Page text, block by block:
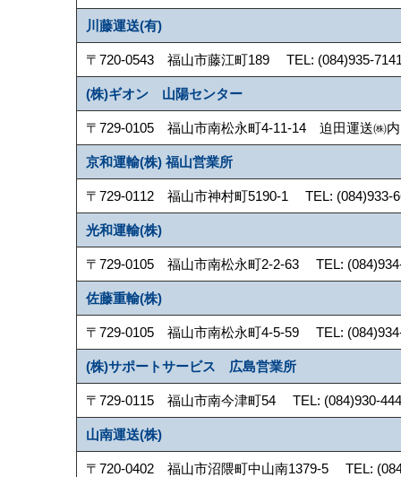
川藤運送(有)
〒720-0543 福山市藤江町189 TEL: (084)935-
(株)ギオン 山陽センター
〒729-0105 福山市南松永町4-11-14 迫田運送㈱
京和運輸(株) 福山営業所
〒729-0112 福山市神村町5190-1 TEL: (084)933-
光和運輸(株)
〒729-0105 福山市南松永町2-2-63 TEL:
佐藤重輸(株)
〒729-0105 福山市南松永町4-5-59 TEL:
(株)サポートサービス 広島営業所
〒729-0115 福山市南今津町54 TEL: (084)930-
山南運送(株)
〒720-0402 福山市沼隈町中山南1379-5 TEL: